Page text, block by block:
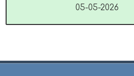
05-05-2026